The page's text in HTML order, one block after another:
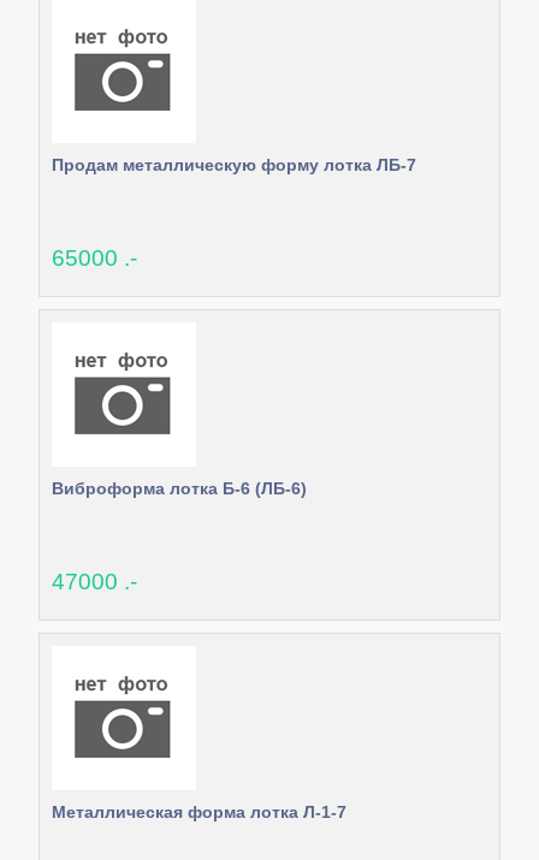
Продам металлическую форму лотка ЛБ-7
65000 .-
Виброформа лотка Б-6 (ЛБ-6)
47000 .-
Металлическая форма лотка Л-1-7